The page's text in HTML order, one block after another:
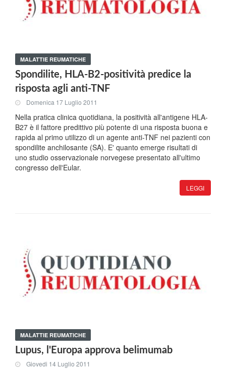
MALATTIE REUMATICHE
Spondilite, HLA-B2-positività predice la
risposta agli anti-TNF
Domenica 17 Luglio 2011
Nella pratica clinica quotidiana, la positività all'antigene HLA-
B27 è il fattore predittivo più potente di una risposta buona e
rapida al primo utilizzo di un agente anti-TNF nei pazienti con
spondilite anchilosante (SA). E' quanto emerge risultati di
uno studio osservazionale norvegese presentato all'ultimo
congresso dell'Eular.
LEGGI
MALATTIE REUMATICHE
Lupus, l'Europa approva belimumab
Giovedi 14 Luglio 2011